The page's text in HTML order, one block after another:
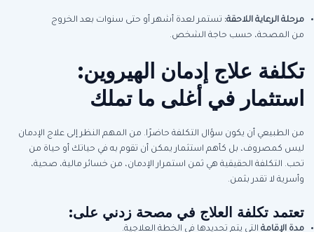
مرحلة الرعاية اللاحقة: تستمر لعدة أشهر أو حتى سنوات بعد الخروج
من المصحة، حسب حاجة الشخص.
تكلفة علاج إدمان الهيروين:
استثمار في أغلى ما تملك
من الطبيعي أن يكون سؤال التكلفة حاضرًا. من المهم النظر إلى علاج الإدمان
ليس كمصروف، بل كأهم استثمار يمكن أن تقوم به في حياتك أو حياة من
تحب. التكلفة الحقيقية هي ثمن استمرار الإدمان، من خسائر مالية، صحية،
وأسرية لا تقدر بثمن.
تعتمد تكلفة العلاج في مصحة زدني على:
مدة الإقامةالتي يتم تحديدها في الخطة العلاجية.